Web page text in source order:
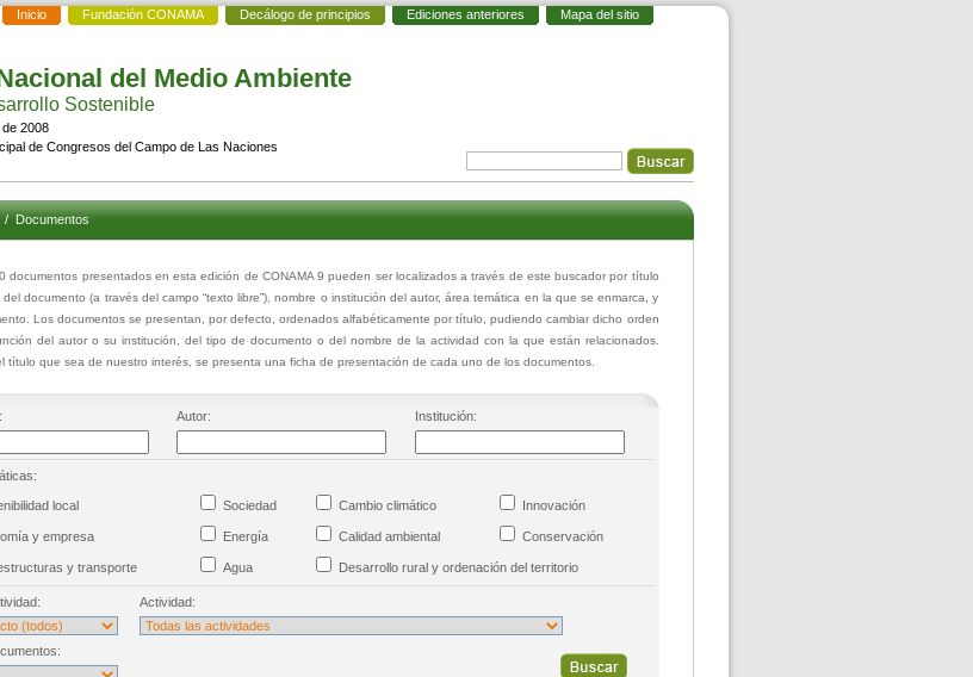
Inicio Fundación CONAMA Decálogo de principios Ediciones anteriores Mapa del sitio
del Medio Ambiente
Sostenible
2008
de Congresos del Campo de Las Naciones
/Documentos
documentos presentados en esta edición de CONAMA 9 pueden ser localizados a través de este buscador por título
documento (a través del campo “texto libre”), nombre o institución del autor, área temática en la que se enmarca, y
Los documentos se presentan, por defecto, ordenados alfabéticamente por título, pudiendo cambiar dicho orden
del autor o su institución, del tipo de documento o del nombre de la actividad con la que están relacionados.
título que sea de nuestro interés, se presenta una ficha de presentación de cada uno de los documentos.
Autor: Institución:
local Sociedad Cambio climático Innovación
y empresa Energía Calidad ambiental Conservación
y transporte Agua Desarrollo rural y ordenación del territorio
Actividad: